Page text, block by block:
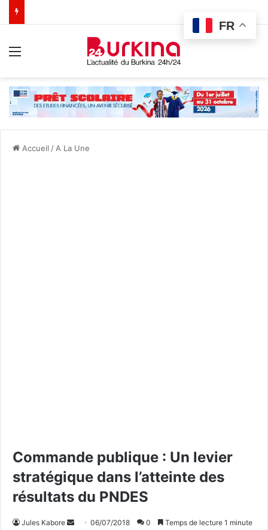
Accueil / A La Une
Commande publique : Un levier
stratégique dans l’atteinte des
résultats du PNDES
Jules Kabore 06/07/2018 0 Temps de lecture 1 minute
FR